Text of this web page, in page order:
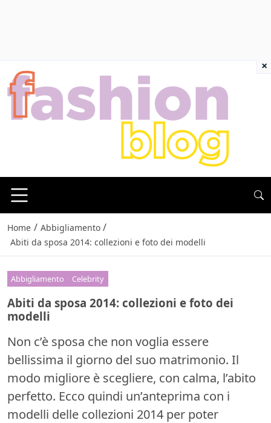
Home / Abbigliamento /
Abiti da sposa 2014: collezioni e foto dei modelli
Abbigliamento Celebrity
Abiti da sposa 2014: collezioni e foto dei
modelli
Non c’è sposa che non voglia essere
bellissima il giorno del suo matrimonio. Il
modo migliore è scegliere, con calma, l’abito
perfetto. Ecco quindi un’anteprima con i
modelli delle collezioni 2014 per poter
×